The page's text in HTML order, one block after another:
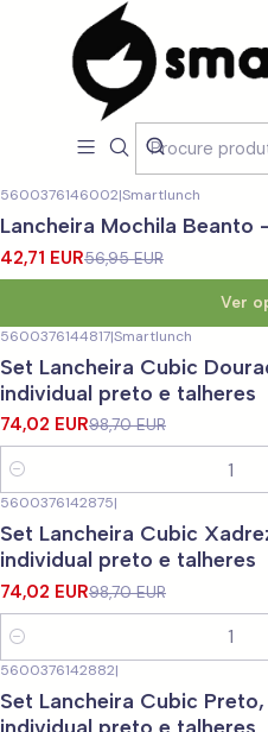
CARACTERISTICAS
Sacos Isótermicos de mão
Sacos
DESCONTO
5600376146002|Smartlunch
Lancheira Mochila Beanto
42,71 EUR56,95 EUR
Ver
-25%DESCONTO
5600376144817|Smartlunch
Set Lancheira Cubic
individual preto e talheres
74,02 EUR98,70 EUR
Quantidade
DESCONTO
5600376142875|
Set Lancheira Cubic
individual preto e talheres
74,02 EUR98,70 EUR
Quantidade
DESCONTO
5600376142882|
Set Lancheira Cubic
individual preto e talheres